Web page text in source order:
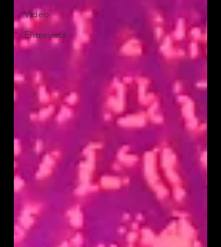
Video
Entrevista